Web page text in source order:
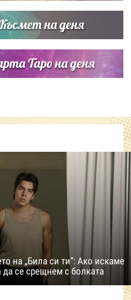
на деня
Таро на деня
на „Била си ти“: Ако искаме
се срещнем с болката